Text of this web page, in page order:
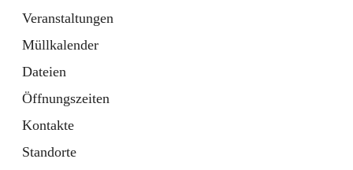
Veranstaltungen
Müllkalender
Dateien
Öffnungszeiten
Kontakte
Standorte